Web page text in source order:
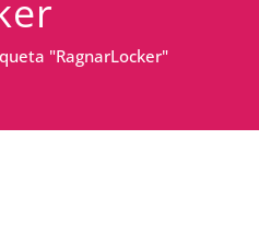
"RagnarLocker"